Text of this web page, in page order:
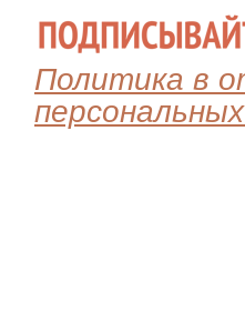
Политика в